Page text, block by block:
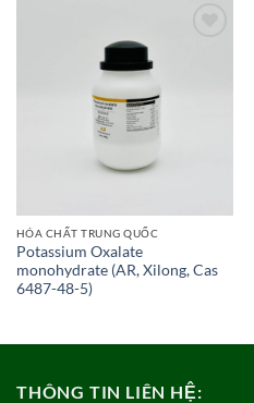
HÓA CHẤT TRUNG QUỐC
Potassium Oxalate
monohydrate (AR, Xilong, Cas
6487-48-5)
THÔNG TIN LIÊN HỆ: